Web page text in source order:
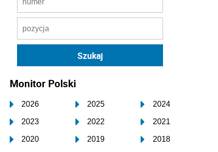
Monitor Polski
2026 2025 2024
2023 2022 2021
2020 2019 2018